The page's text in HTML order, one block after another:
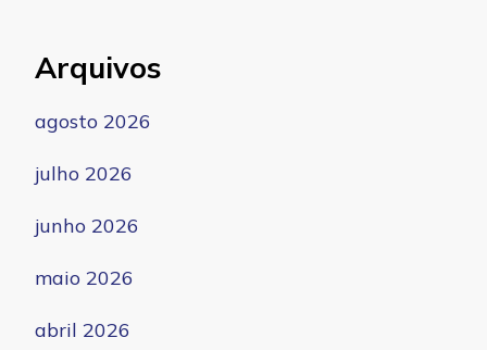
Arquivos
agosto 2026
julho 2026
junho 2026
maio 2026
abril 2026